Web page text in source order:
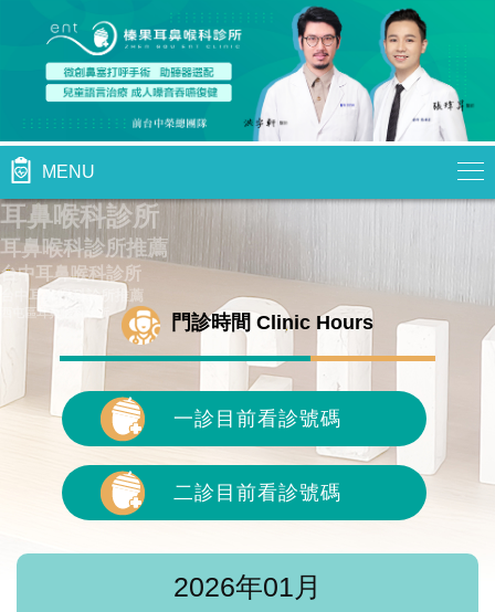
MENU
耳鼻喉科診所
耳鼻喉科診所推薦
台中耳鼻喉科診所
台中耳鼻喉科診所推薦
西屯區耳鼻喉科診所 門診時間 Clinic Hours
一診目前看診號碼
二診目前看診號碼
2026年01月